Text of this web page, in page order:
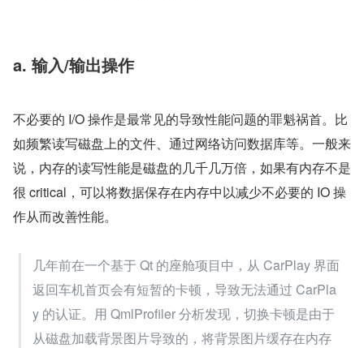
a. 输入/输出操作
不必要的 I/O 操作是最常见的导致性能问题的罪魁祸首。比
如频繁读写磁盘上的文件、通过网络访问数据库等。一般来
说，内存的读写性能是磁盘的几千几万倍，如果有内存不是
很 critical，可以将数据保存在内存中以减少不必要的 IO 操
作从而改善性能。
几年前在一个基于 Qt 的座舱项目中，从 CarPlay 界面
返回车机首页会有短暂的卡顿，导致无法通过 CarPla
y 的认证。用 QmlProfiler 分析发现，切换卡顿是由于
从磁盘加载背景图片导致的，将背景图片缓存在内存